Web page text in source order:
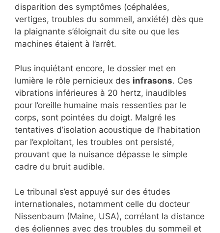
disparition des symptômes (céphalées,
vertiges, troubles du sommeil, anxiété) dès que
la plaignante s’éloignait du site ou que les
machines étaient à l’arrêt.
Plus inquiétant encore, le dossier met en
lumière le rôle pernicieux des infrasons. Ces
vibrations inférieures à 20 hertz, inaudibles
pour l’oreille humaine mais ressenties par le
corps, sont pointées du doigt. Malgré les
tentatives d’isolation acoustique de l’habitation
par l’exploitant, les troubles ont persisté,
prouvant que la nuisance dépasse le simple
cadre du bruit audible.
Le tribunal s’est appuyé sur des études
internationales, notamment celle du docteur
Nissenbaum (Maine, USA), corrélant la distance
des éoliennes avec des troubles du sommeil et